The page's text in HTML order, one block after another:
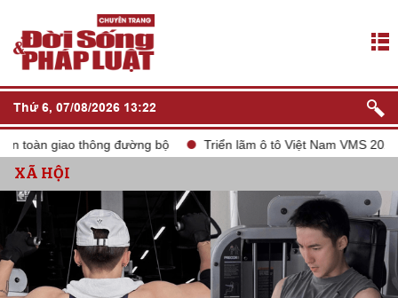
Thứ 6, 07/08/2026 13:22
đường bộ Triển lãm ô tô Việt Nam VMS 2024 tắt sóng
XÃ HỘI